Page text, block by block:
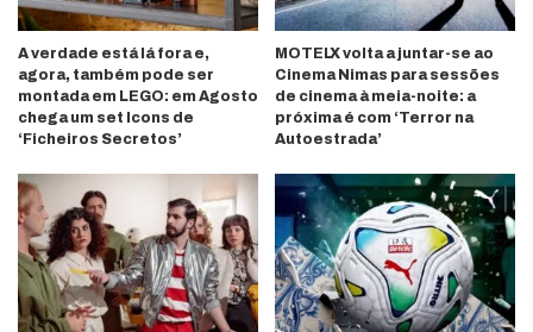
A verdade está lá fora e,
agora, também pode ser
montada em LEGO: em Agosto
chega um set Icons de
‘Ficheiros Secretos’
MOTELX volta a juntar-se ao
Cinema Nimas para sessões
de cinema à meia-noite: a
próxima é com ‘Terror na
Autoestrada’